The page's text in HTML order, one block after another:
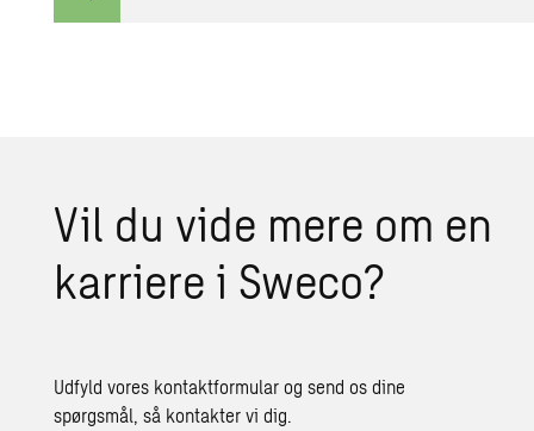
Vil du vide mere om en
kar­ri­e­re i Sweco?
Udfyld vores kontaktformular og send os dine
spørgsmål, så kontakter vi dig.